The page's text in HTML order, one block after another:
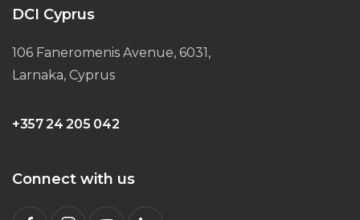
DCI Cyprus
106 Faneromenis Avenue, 6031,
Larnaka, Cyprus
+357 24 205 042
Connect with us